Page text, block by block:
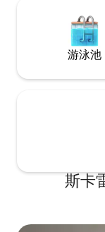
游泳池
斯卡